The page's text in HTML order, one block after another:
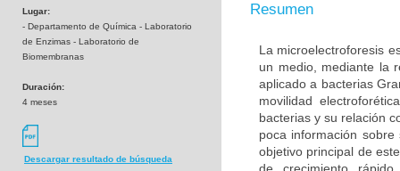
Lugar:
- Departamento de Química - Laboratorio
de Enzimas - Laboratorio de
Biomembranas
Duración:
4 meses
Descargar resultado de búsqueda
Resumen
La microelectroforesis
un medio, mediante la
aplicado a bacterias
movilidad
bacterias y su relación
poca información
objetivo principal de